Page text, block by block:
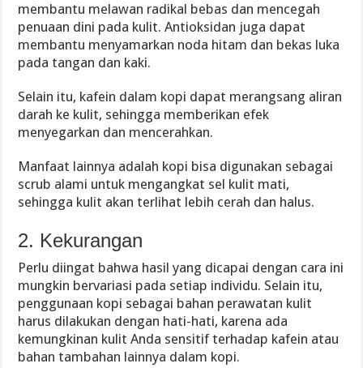
membantu melawan radikal bebas dan mencegah
penuaan dini pada kulit. Antioksidan juga dapat
membantu menyamarkan noda hitam dan bekas luka
pada tangan dan kaki.
Selain itu, kafein dalam kopi dapat merangsang aliran
darah ke kulit, sehingga memberikan efek
menyegarkan dan mencerahkan.
Manfaat lainnya adalah kopi bisa digunakan sebagai
scrub alami untuk mengangkat sel kulit mati,
sehingga kulit akan terlihat lebih cerah dan halus.
2. Kekurangan
Perlu diingat bahwa hasil yang dicapai dengan cara ini
mungkin bervariasi pada setiap individu. Selain itu,
penggunaan kopi sebagai bahan perawatan kulit
harus dilakukan dengan hati-hati, karena ada
kemungkinan kulit Anda sensitif terhadap kafein atau
bahan tambahan lainnya dalam kopi.